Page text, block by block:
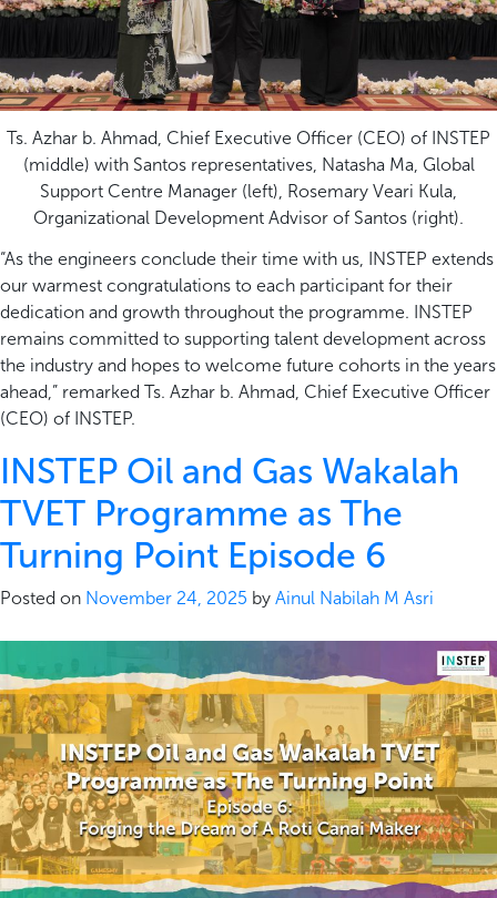
Ts. Azhar b. Ahmad, Chief Executive Officer (CEO) of INSTEP
(middle) with Santos representatives, Natasha Ma, Global
Support Centre Manager (left), Rosemary Veari Kula,
Organizational Development Advisor of Santos (right).
“As the engineers conclude their time with us, INSTEP extends
our warmest congratulations to each participant for their
dedication and growth throughout the programme. INSTEP
remains committed to supporting talent development across
the industry and hopes to welcome future cohorts in the years
ahead,” remarked Ts. Azhar b. Ahmad, Chief Executive Officer
(CEO) of INSTEP.
INSTEP Oil and Gas Wakalah
TVET Programme as The
Turning Point Episode 6
Posted on November 24, 2025 by Ainul Nabilah M Asri